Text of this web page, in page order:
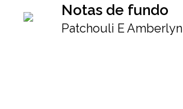
Notas de fundo
Patchouli E Amberlyn